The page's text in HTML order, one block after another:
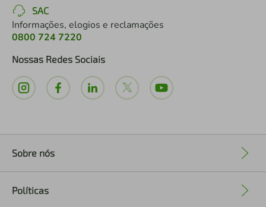
SAC
Informações, elogios e reclamações
0800 724 7220
Nossas Redes Sociais
Sobre nós
Políticas